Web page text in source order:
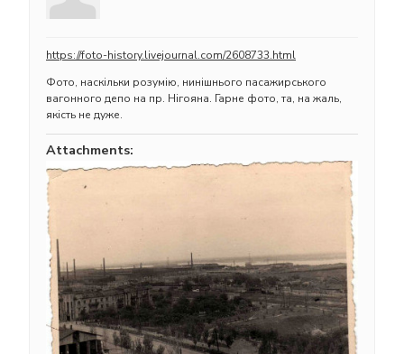
https://foto-history.livejournal.com/2608733.html
Фото, наскільки розумію, нинішнього пасажирського
вагонного депо на пр. Нігояна. Гарне фото, та, на жаль,
якість не дуже.
Attachments: